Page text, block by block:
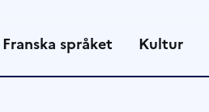
Franska språket Kultur